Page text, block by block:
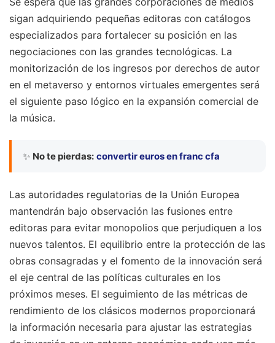
sigan adquiriendo pequeñas editoras con catálogos
especializados para fortalecer su posición en las
negociaciones con las grandes tecnológicas. La
monitorización de los ingresos por derechos de autor
en el metaverso y entornos virtuales emergentes será
el siguiente paso lógico en la expansión comercial de
la música.
✨ No te pierdas: convertir euros en franc cfa
Las autoridades regulatorias de la Unión Europea
mantendrán bajo observación las fusiones entre
editoras para evitar monopolios que perjudiquen a los
nuevos talentos. El equilibrio entre la protección de las
obras consagradas y el fomento de la innovación será
el eje central de las políticas culturales en los
próximos meses. El seguimiento de las métricas de
rendimiento de los clásicos modernos proporcionará
la información necesaria para ajustar las estrategias